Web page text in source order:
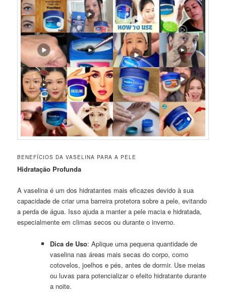
BENEFÍCIOS DA VASELINA PARA A PELE
Hidratação Profunda
A vaselina é um dos hidratantes mais eficazes devido à sua
capacidade de criar uma barreira protetora sobre a pele, evitando
a perda de água. Isso ajuda a manter a pele macia e hidratada,
especialmente em climas secos ou durante o inverno.
Dica de Uso: Aplique uma pequena quantidade de
vaselina nas áreas mais secas do corpo, como
cotovelos, joelhos e pés, antes de dormir. Use meias
ou luvas para potencializar o efeito hidratante durante
a noite.